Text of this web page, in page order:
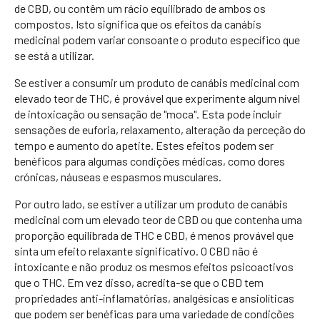
de CBD, ou contêm um rácio equilibrado de ambos os
compostos. Isto significa que os efeitos da canábis
medicinal podem variar consoante o produto específico que
se está a utilizar.
Se estiver a consumir um produto de canábis medicinal com
elevado teor de THC, é provável que experimente algum nível
de intoxicação ou sensação de "moca". Esta pode incluir
sensações de euforia, relaxamento, alteração da perceção do
tempo e aumento do apetite. Estes efeitos podem ser
benéficos para algumas condições médicas, como dores
crónicas, náuseas e espasmos musculares.
Por outro lado, se estiver a utilizar um produto de canábis
medicinal com um elevado teor de CBD ou que contenha uma
proporção equilibrada de THC e CBD, é menos provável que
sinta um efeito relaxante significativo. O CBD não é
intoxicante e não produz os mesmos efeitos psicoactivos
que o THC. Em vez disso, acredita-se que o CBD tem
propriedades anti-inflamatórias, analgésicas e ansiolíticas
que podem ser benéficas para uma variedade de condições